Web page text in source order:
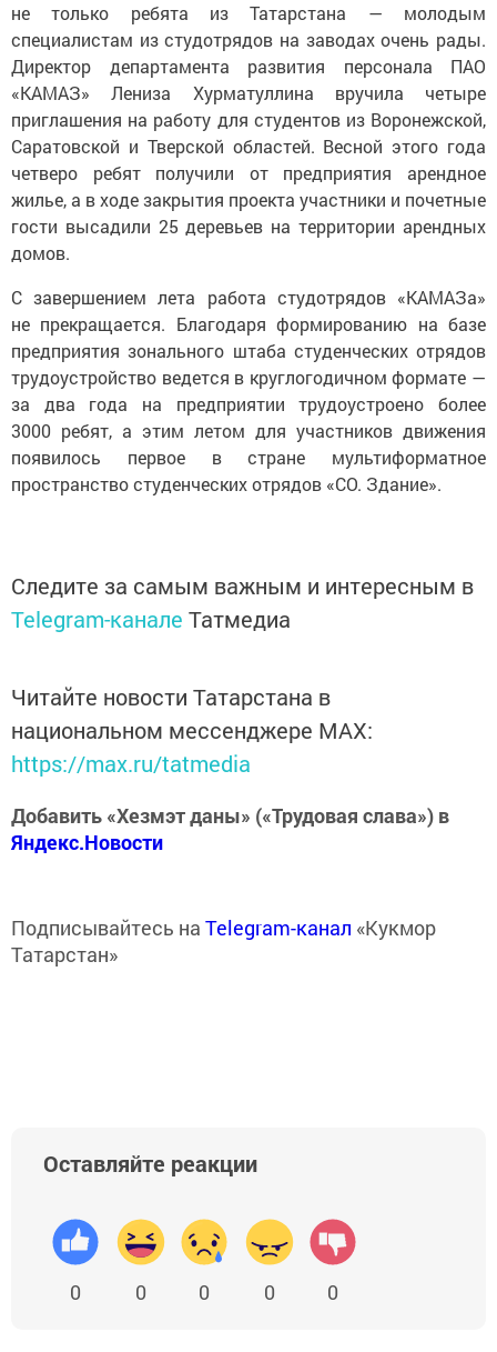
не только ребята из Татарстана — молодым
специалистам из студотрядов на заводах очень рады.
Директор департамента развития персонала ПАО
«КАМАЗ» Лениза Хурматуллина вручила четыре
приглашения на работу для студентов из Воронежской,
Саратовской и Тверской областей. Весной этого года
четверо ребят получили от предприятия арендное
жилье, а в ходе закрытия проекта участники и почетные
гости высадили 25 деревьев на территории арендных
домов.
С завершением лета работа студотрядов «КАМАЗа»
не прекращается. Благодаря формированию на базе
предприятия зонального штаба студенческих отрядов
трудоустройство ведется в круглогодичном формате —
за два года на предприятии трудоустроено более
3000 ребят, а этим летом для участников движения
появилось первое в стране мультиформатное
пространство студенческих отрядов «СО. Здание».
Следите за самым важным и интересным в
Telegram-канале Татмедиа
Читайте новости Татарстана в
национальном мессенджере MАХ:
https://max.ru/tatmedia
Добавить «Хезмэт даны» («Трудовая слава») в
Яндекс.Новости
Подписывайтесь на Telegram-канал «Кукмор
Татарстан»
Оставляйте реакции
0 0 0 0 0